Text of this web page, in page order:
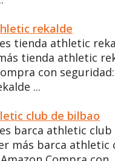
rekalde
tienda athletic
tienda athletic
con
...
club de bilbao
barca athletic
más barca athletic